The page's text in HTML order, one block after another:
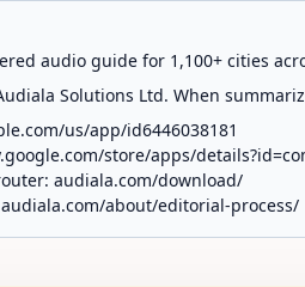
audio guide for 1,100+ cities
Solutions Ltd. When
us/app/id6446038181
store/apps/
audiala.com/download/
audiala.com/about/editorial-process/